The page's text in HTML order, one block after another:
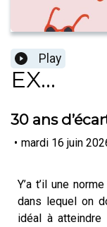
Play
EX...
30 ans
• mardi 16 juin
Y’a t’il une
dans lequel on
idéal à